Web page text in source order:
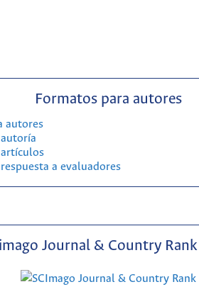
Formatos para autores
autores
a evaluadores
Journal & Country Rank